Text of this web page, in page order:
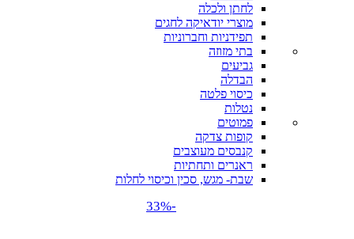
לחתן ולכלה
מוצרי יודאיקה לחגים
תפידניות וחברוניות
בתי מזוזה
גביעים
הבדלה
כיסוי פלטה
נטלות
פמוטים
קופות צדקה
קנבסים מעוצבים
ראנרים ותחתיות
שבת- מגש, סכין וכיסוי לחלות
-33%